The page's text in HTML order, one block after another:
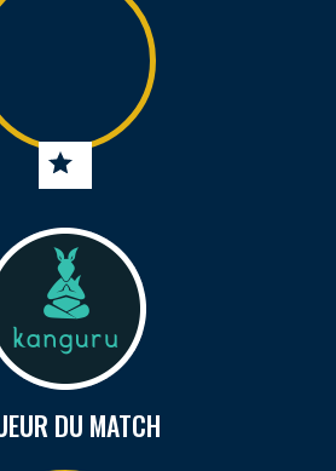
DU MATCH